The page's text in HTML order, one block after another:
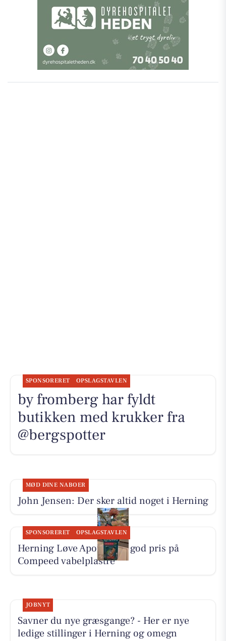
SPONSORERET OPSLAGSTAVLEN
by fromberg har fyldt
butikken med krukker fra
@bergspotter
MØD DINE NABOER
John Jensen: Der sker altid noget i Herning
SPONSORERET OPSLAGSTAVLEN
Herning Løve Apotek har god pris på
Compeed vabelplastre
JOBNYT
Savner du nye græsgange? - Her er nye
ledige stillinger i Herning og omegn